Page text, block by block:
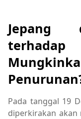
Jepang
Pada tanggal 19
diperkirakan akan